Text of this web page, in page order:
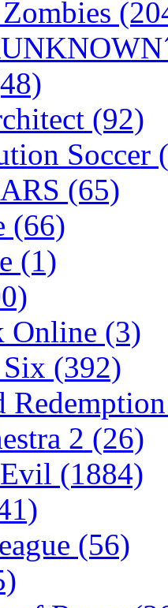
(92)
Soccer
(65)
(66)
(1)
Online (3)
(392)
2 (26)
(1884)
(56)